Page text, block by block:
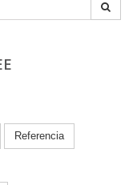
Referencia